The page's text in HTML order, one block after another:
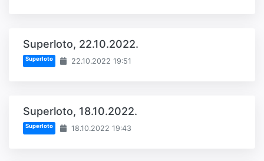
Superloto, 22.10.2022.
Superloto 22.10.2022 19:51
Superloto, 18.10.2022.
Superloto 18.10.2022 19:43